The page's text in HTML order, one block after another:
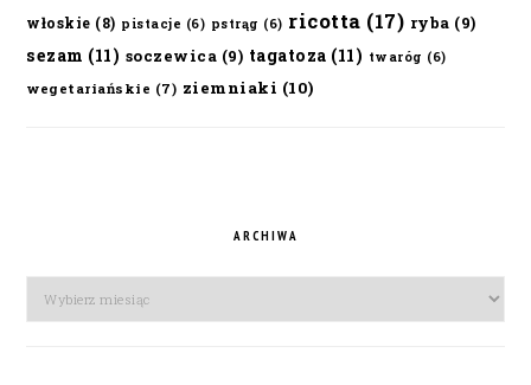
włoskie (8) pistacje (6) pstrąg (6) ricotta (17) ryba (9)
sezam (11) soczewica (9) tagatoza (11) twaróg (6)
wegetariańskie (7) ziemniaki (10)
ARCHIWA
Archiwa